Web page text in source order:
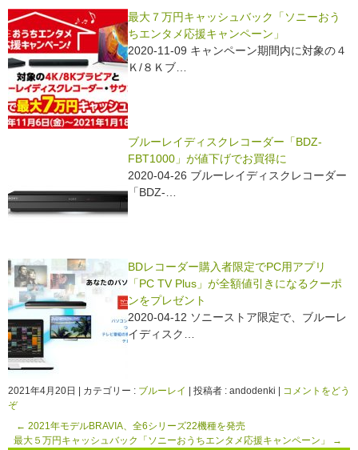
最大７万円キャッシュバック「ソニーおう
ちエンタメ応援キャンペーン」
2020-11-09 キャンペーン期間内に対象の４
Ｋ/８Ｋブ…
ブルーレイディスクレコーダー「BDZ-
FBT1000」が値下げでお買得に
2020-04-26 ブルーレイディスクレコーダー
「BDZ-…
BDレコーダー購入者限定でPC用アプリ
「PC TV Plus」が全額値引きになるクーポ
ンをプレゼント
2020-04-12 ソニーストア限定で、ブルーレ
イディスク…
2021年4月20日 カテゴリー : ブルーレイ 投稿者 : andodenki
コメントをどう
ぞ
← 2021年モデルBRAVIA、全6シリーズ22機種を発売
最大５万円キャッシュバック「ソニーおうちエンタメ応援キャンペーン」
→